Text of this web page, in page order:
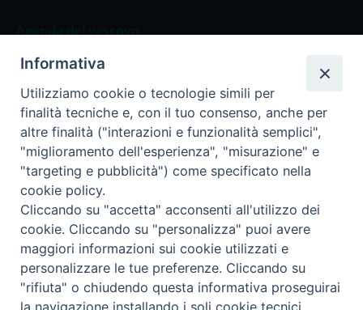
Agenda del vescovo
Agenda del vescovo
Privacy Policy Trasparenza
Termini e Condizioni
Informativa per il trattamento dei dati personali
Informativa
Utilizziamo cookie o tecnologie simili per
finalità tecniche e, con il tuo consenso, anche per
altre finalità ("interazioni e funzionalità semplici",
"miglioramento dell'esperienza", "misurazione" e
"targeting e pubblicità") come specificato nella
cookie policy.
Cliccando su "accetta" acconsenti all'utilizzo dei
cookie. Cliccando su "personalizza" puoi avere
maggiori informazioni sui cookie utilizzati e
personalizzare le tue preferenze. Cliccando su
"rifiuta" o chiudendo questa informativa proseguirai